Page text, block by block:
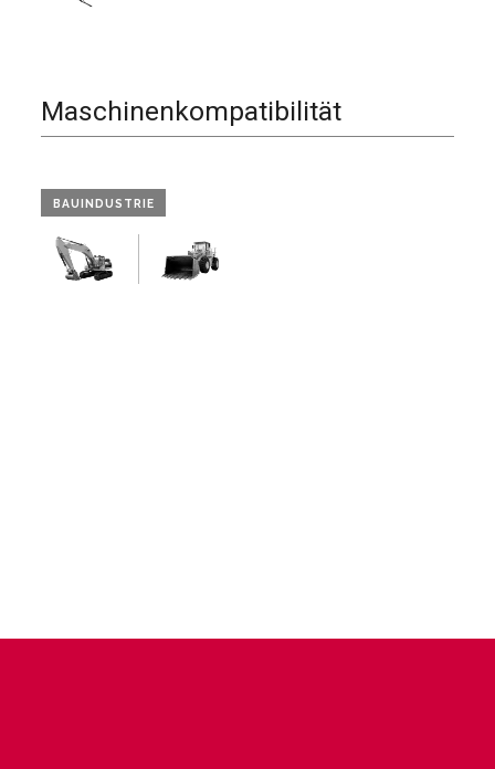
Maschinenkompatibilität
BAUINDUSTRIE